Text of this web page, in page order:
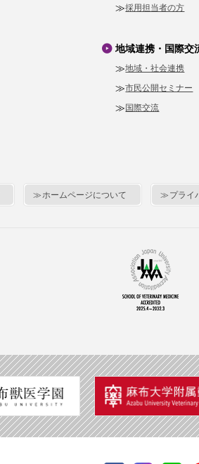
採用担当者の方
地域連携・国際交
地域・社会連携
市民公開セミナー
国際交流
ホームページについて プライ